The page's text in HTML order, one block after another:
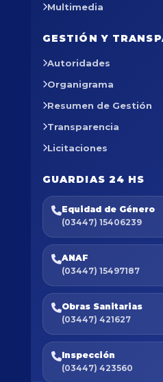
Multimedia
GESTIÓN Y
Autoridades
Organigrama
Resumen de Gestión
Transparencia
Licitaciones
GUARDIAS 24 HS
Equidad de Género
(03447) 15406239
ANAF
(03447) 15497187
Obras Sanitarias
(03447) 421627
Inspección
(03447) 423560